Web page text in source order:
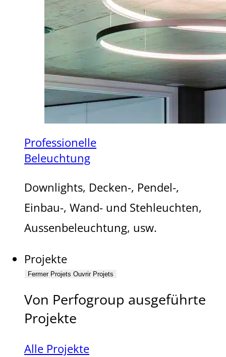
Professionelle
Beleuchtung
Downlights, Decken-, Pendel-,
Einbau-, Wand- und Stehleuchten,
Aussenbeleuchtung, usw.
Projekte
Fermer Projets Ouvrir Projets
Von Perfogroup ausgeführte
Projekte
Alle Projekte